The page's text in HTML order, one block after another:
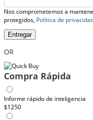
Nos comprometemos a
protegidos, Política de
Entregar
OR
Compra Rápida
Informe rápido de inteligencia
$1250